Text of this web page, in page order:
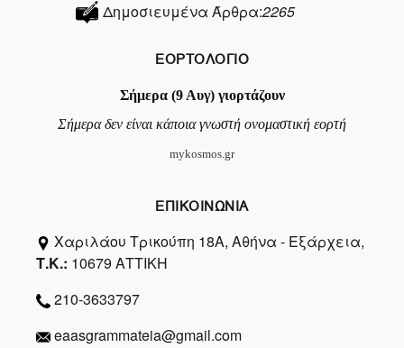
Δημοσιευμένα Άρθρα:2265
ΕΟΡΤΟΛΟΓΙΟ
Σήμερα (9 Αυγ) γιορτάζουν
Σήμερα δεν είναι κάποια γνωστή ονομαστική εορτή
mykosmos.gr
ΕΠΙΚΟΙΝΩΝΙΑ
Χαριλάου Τρικούπη 18Α, Αθήνα - Εξάρχεια,
Τ.Κ.: 10679 ΑΤΤΙΚΗ
210-3633797
eaasgrammateia@gmail.com